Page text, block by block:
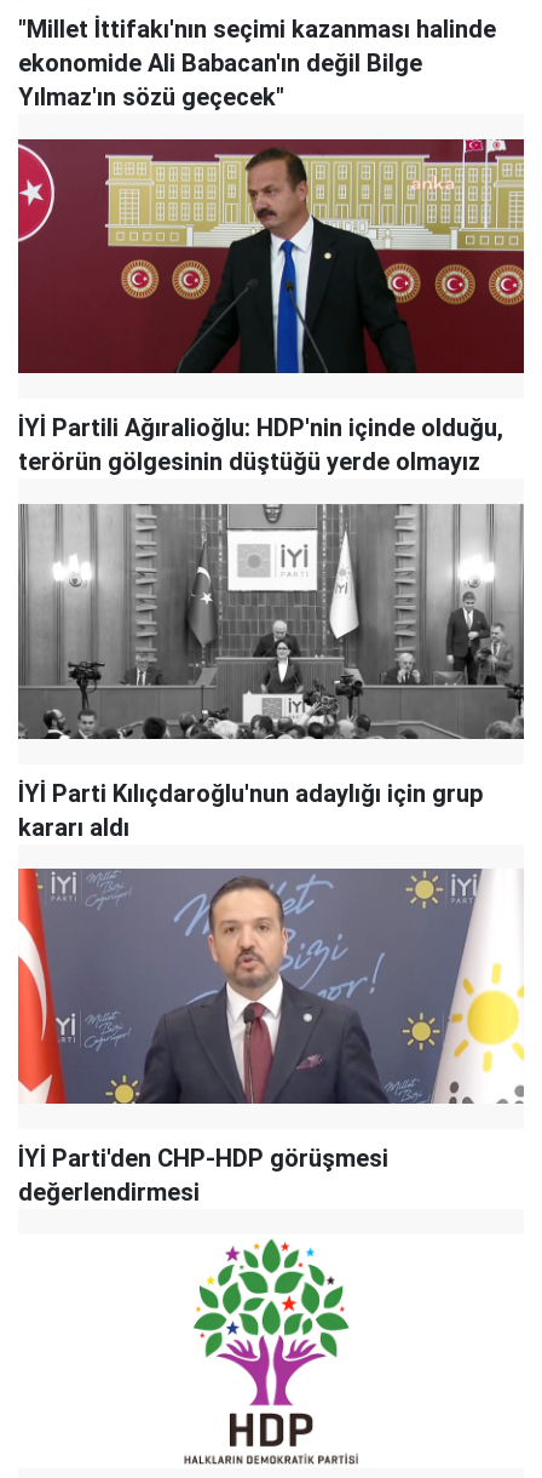
"Millet İttifakı'nın seçimi kazanması halinde
ekonomide Ali Babacan'ın değil Bilge
Yılmaz'ın sözü geçecek"
İYİ Partili Ağıralioğlu: HDP'nin içinde olduğu,
terörün gölgesinin düştüğü yerde olmayız
İYİ Parti Kılıçdaroğlu'nun adaylığı için grup
kararı aldı
İYİ Parti'den CHP-HDP görüşmesi
değerlendirmesi